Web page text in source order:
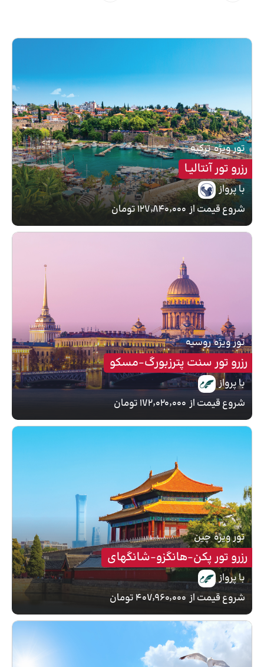
تور ویژهترکیه
رزرو تور آنتالیـا
با پرواز
شروع قیمت از ۱۲۷٬۸۴۰٬۰۰۰ تومان
تور ویژهروسیه
رزرو تور سنت پترزبورگ-مسکو
با پرواز
شروع قیمت از ۱۷۲٬۰۲۰٬۰۰۰ تومان
تور ویژهچین
رزرو تور پکن-هانگزو-شانگهای
با پرواز
شروع قیمت از ۴۰۷٬۹۶۰٬۰۰۰ تومان